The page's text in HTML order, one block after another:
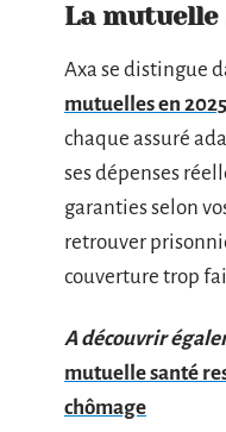
La mutuelle
Axa se distingue
mutuelles en 2025
chaque assuré
ses dépenses
garanties selon
retrouver
couverture trop
A découvrir
mutuelle santé
chômage